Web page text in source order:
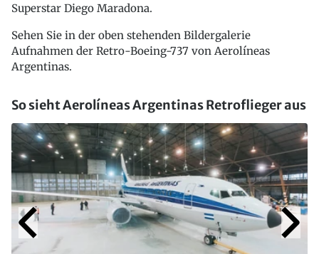
Superstar Diego Maradona.
Sehen Sie in der oben stehenden Bildergalerie
Aufnahmen der Retro-Boeing-737 von Aerolíneas
Argentinas.
So sieht Aerolíneas Argentinas Retroflieger aus